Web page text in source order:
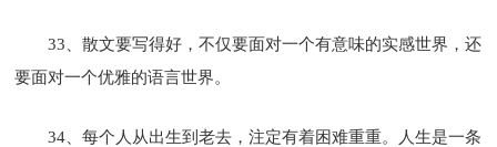
33、散文要写得好，不仅要面对一个有意味的实感世界，还
要面对一个优雅的语言世界。
34、每个人从出生到老去，注定有着困难重重。人生是一条